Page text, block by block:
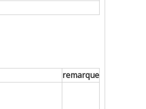
remarque